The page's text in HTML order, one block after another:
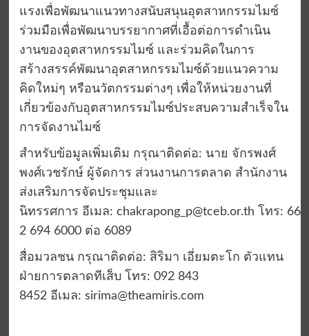
แรงเพื่อพัฒนาแนวทางสนับสนุนอุตสาหกรรมไมซ์
ร่วมมือเพื่อพัฒนาบรรยากาศที่เอื้อต่อการดำเนิน
งานของอุตสาหกรรมไมซ์ และร่วมคิดในการ
สร้างสรรค์พัฒนาอุตสาหกรรมไมซ์ด้วยแนวความ
คิดใหม่ๆ หรือนวัตกรรมต่างๆ เพื่อให้หน่วยงานที่
เกี่ยวข้องกับอุตสาหกรรมไมซ์ประสบความสำเร็จใน
การจัดงานไมซ์
สำหรับข้อมูลเพิ่มเติม กรุณาติดต่อ: นาย จักรพงศ์
พงศ์เวชรักษ์ ผู้จัดการ ส่วนงานการตลาด สำนักงาน
ส่งเสริมการจัดประชุมและ
นิทรรศการ อีเมล: chakrapong_p@tceb.or.th โทร: 66
2 694 6000 ต่อ 6089
สื่อมวลชน กรุณาติดต่อ: สิริมา เอี่ยมตะโก ตัวแทน
ฝ่ายการตลาดทีเส็บ โทร: 092 843
8452 อีเมล: sirima@theamiris.com